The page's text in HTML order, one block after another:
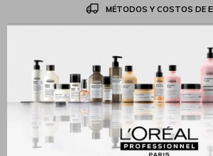
MÉTODOS Y COSTOS DE
Productos que te pueden